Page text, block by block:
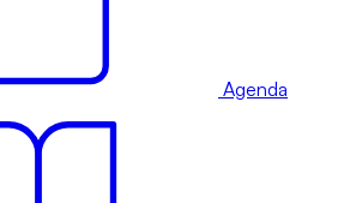
Agenda